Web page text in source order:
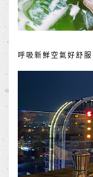
呼吸新鮮空氣好舒